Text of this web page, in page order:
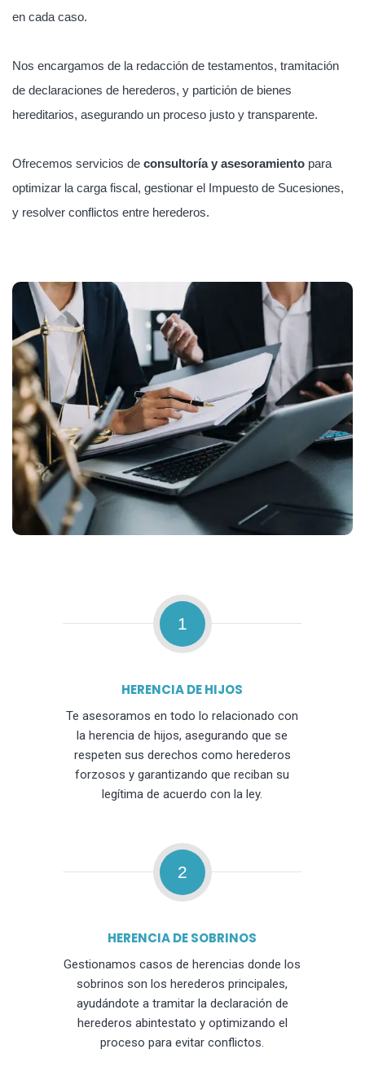
en cada caso.
Nos encargamos de la redacción de testamentos, tramitación
de declaraciones de herederos, y partición de bienes
hereditarios, asegurando un proceso justo y transparente.
Ofrecemos servicios de consultoría y asesoramiento para
optimizar la carga fiscal, gestionar el Impuesto de Sucesiones,
y resolver conflictos entre herederos.
1
HERENCIA DE HIJOS
Te asesoramos en todo lo relacionado con
la herencia de hijos, asegurando que se
respeten sus derechos como herederos
forzosos y garantizando que reciban su
legítima de acuerdo con la ley.
2
HERENCIA DE SOBRINOS
Gestionamos casos de herencias donde los
sobrinos son los herederos principales,
ayudándote a tramitar la declaración de
herederos abintestato y optimizando el
proceso para evitar conflictos.